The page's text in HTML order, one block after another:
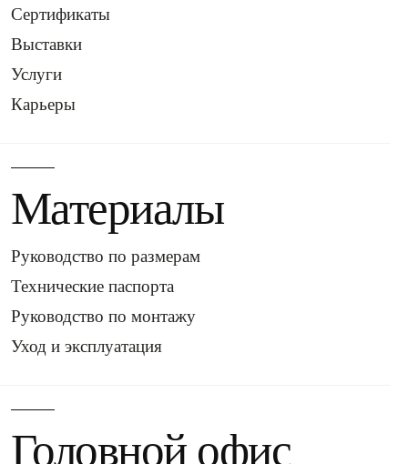
Сертификаты
Выставки
Услуги
Карьеры
Материалы
Руководство по размерам
Технические паспорта
Руководство по монтажу
Уход и эксплуатация
Головной офис